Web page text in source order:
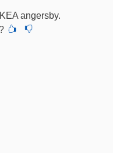
angersby.